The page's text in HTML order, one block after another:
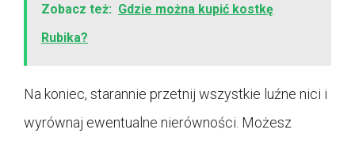
Zobacz też: Gdzie można kupić kostkę
Rubika?
Na koniec, starannie przetnij wszystkie luźne nici i
wyrównaj ewentualne nierówności. Możesz